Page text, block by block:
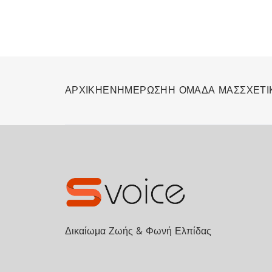
ΑΡΧΙΚΗΕΝΗΜΕΡΩΣΗΗ ΟΜΑΔΑ ΜΑΣ
Δικαίωμα Ζωής & Φωνή Ελπίδας